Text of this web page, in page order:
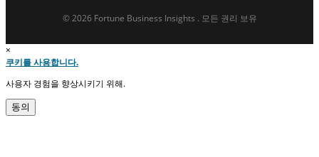
© 2026 Fortune Business Insights . 모든 권리 보유
×
쿠키를 사용합니다.
사용자 경험을 향상시키기 위해.
동의